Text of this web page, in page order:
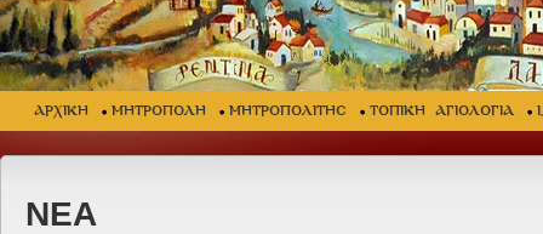
ΑΡΧΙΚΗ ΜΗΤΡΟΠΟΛΗ ΜΗΤΡΟΠΟΛΙΤΗΣ ΤΟΠΙΚΗ ΑΓΙΟΛΟΓΙΑ
ΝΕΑ